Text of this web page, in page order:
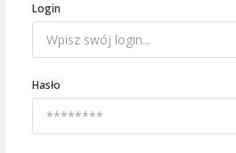
Login
Hasło